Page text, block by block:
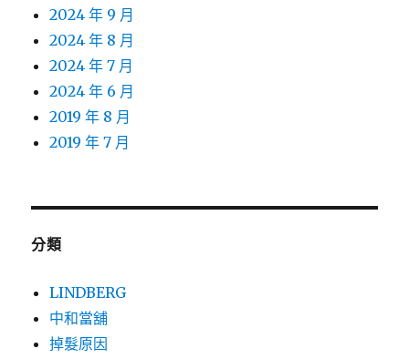
2024 年 9 月
2024 年 8 月
2024 年 7 月
2024 年 6 月
2019 年 8 月
2019 年 7 月
分類
LINDBERG
中和當舖
掉髮原因